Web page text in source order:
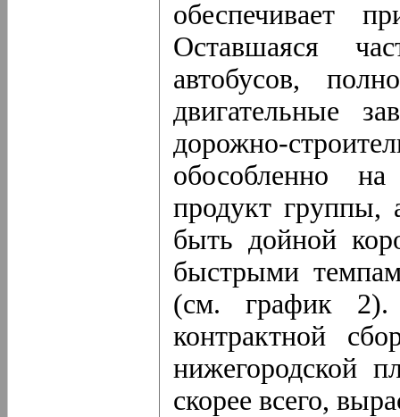
обеспечивает
Оставшаяся
автобусов,
двигательные
дорожно-
обособленно
продукт группы,
быть дойной
быстрыми
(см. график
контрактной
нижегородской
скорее всего,